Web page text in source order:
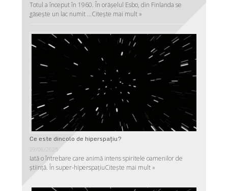
Totul a început în 1960. În orășelul Esbo, din Finlanda se
găsește un lac numit …Citește mai mult »
Ce este dincolo de hiperspaţiu?
29/06/2025
Iată o întrebare care animă intens spiritele oamenilor de
ştiinţă. În super-hiperspaţiuCitește mai mult »